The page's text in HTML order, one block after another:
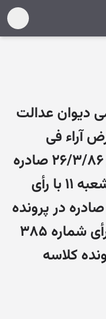
عمومی دیوان عدالت
آراء فی
مابین رأی شماره ۲۹۰ مورخ ۲۶/۳/۸۶ صادره
در پرونده کلاسه ۸۵/۳۸۸ شعبه ۱۱ با رأی
شماره ۳۷۱ مورخ ۳۰/۳/۸۶ صادره در پرونده
کلاسه ۸۵/۸۷۱ شعبه ۱۳ و رأی شماره ۳۸۵
درپرونده کلاسه